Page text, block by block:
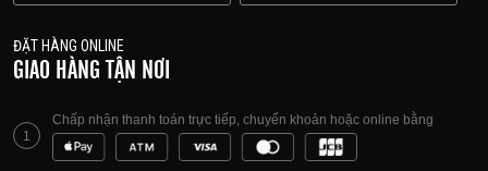
ĐẶT HÀNG ONLINE
GIAO HÀNG TẬN NƠI
1
Chấp nhận thanh toán trực tiếp, chuyển khoản hoặc online bằng